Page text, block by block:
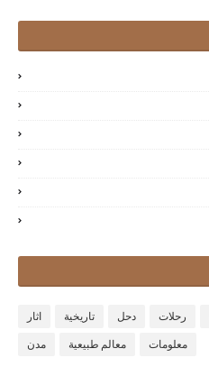
اثار تاريخية دحل رحلات
مدن معالم طبيعية معلومات